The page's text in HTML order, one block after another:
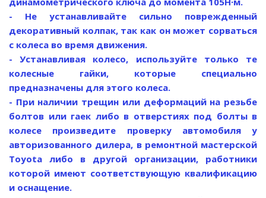
- Не устанавливайте сильно поврежденный
декоративный колпак, так как он может сорваться
с колеса во время движения.
- Устанавливая колесо, используйте только те
колесные гайки, которые специально
предназначены для этого колеса.
- При наличии трещин или деформаций на резьбе
болтов или гаек либо в отверстиях под болты в
колесе произведите проверку автомобиля у
авторизованного дилера, в ремонтной мастерской
Toyota либо в другой организации, работники
которой имеют соответствующую квалификацию
и оснащение.